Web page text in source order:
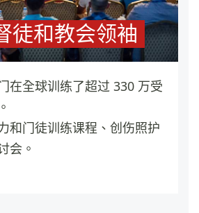
徒和教会领袖
在全球训练了超过 330 万受
和门徒训练课程、创伤照护
会。